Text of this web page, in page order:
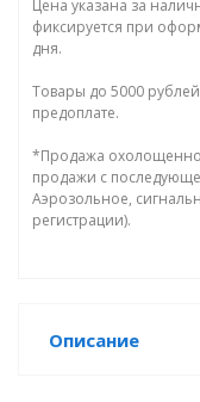
Цена указана за
фиксируется при
дня.
Товары до 5000
предоплате.
*Продажа
продажи с
Аэрозольное,
регистрации).
Описание